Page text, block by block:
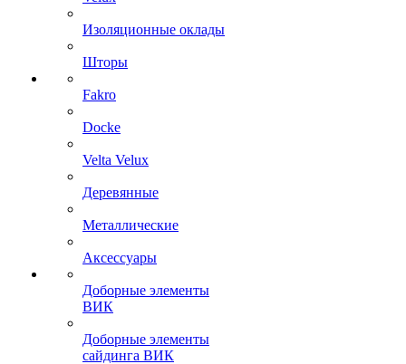
Изоляционные оклады
Шторы
Fakro
Docke
Velta Velux
Деревянные
Металлические
Аксессуары
Доборные элементы
ВИК
Доборные элементы
сайдинга ВИК